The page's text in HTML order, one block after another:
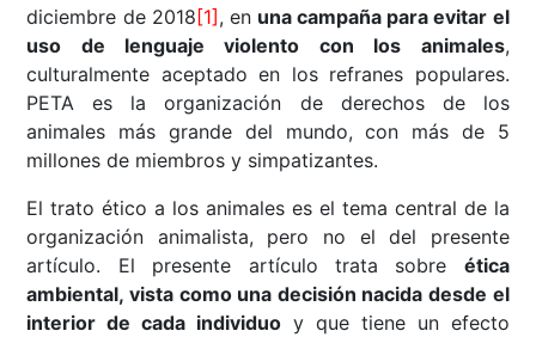
diciembre de 2018 [1] , en una campaña para evitar el
uso de lenguaje violento con los animales,
culturalmente aceptado en los refranes populares.
PETA es la organización de derechos de los
animales más grande del mundo, con más de 5
millones de miembros y simpatizantes.
El trato ético a los animales es el tema central de la
organización animalista, pero no el del presente
artículo. El presente artículo trata sobre ética
ambiental, vista como una decisión nacida desde el
interior de cada individuo y que tiene un efecto